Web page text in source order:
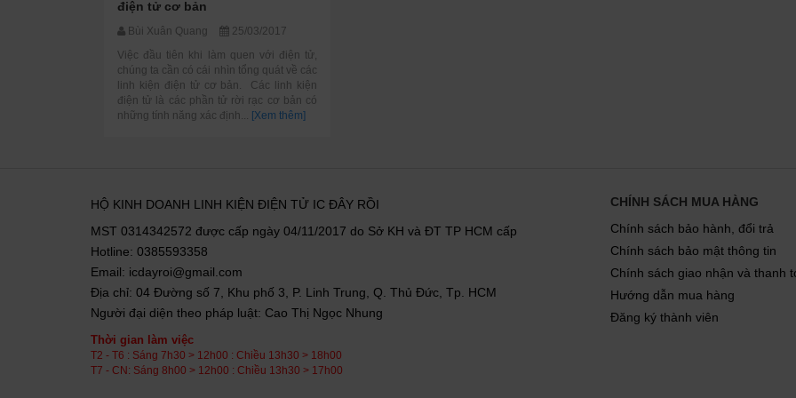
điện tử cơ bản
Bùi Xuân Quang
25/03/2017
Việc đầu tiên khi làm quen với điện tử,
chúng ta cần có cái nhìn tổng quát về các
linh kiện điện tử cơ bản. Các linh kiện
điện tử là các phần tử rời rạc cơ bản có
những tính năng xác định... [Xem thêm]
HỘ KINH DOANH LINH KIỆN ĐIỆN TỬ IC ĐÂY RỒI
MST 0314342572 được cấp ngày 04/11/2017 do Sở KH và ĐT TP HCM cấp
Hotline: 0385593358
Email: icdayroi@gmail.com
Địa chỉ: 04 Đường số 7, Khu phố 3, P. Linh Trung, Q. Thủ Đức, Tp. HCM
Người đại diện theo pháp luật: Cao Thị Ngọc Nhung
Thời gian làm việc
T2 - T6 : Sáng 7h30 > 12h00 : Chiều 13h30 > 18h00
T7 - CN: Sáng 8h00 > 12h00 : Chiều 13h30 > 17h00
CHÍNH SÁCH MUA HÀNG
Chính sách bảo hành, đổi trả
Chính sách bảo mật thông tin
Chính sách giao nhận và thanh
Hướng dẫn mua hàng
Đăng ký thành viên